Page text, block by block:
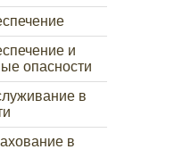
и
опасности
в
в